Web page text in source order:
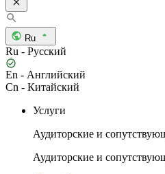
Ru
Ru - Русский
En - Английский
Cn - Китайский
Услуги
Аудиторские и
Аудиторские и